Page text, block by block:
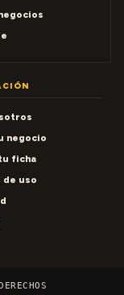
negocio
ficha
de uso